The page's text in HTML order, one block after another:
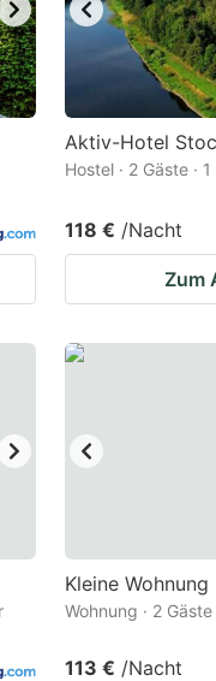
Aktiv-Hotel
Hostel · 2 Gäste ·
118 € /Nacht
Zum
Kleine
Wohnung · 2
113 € /Nacht